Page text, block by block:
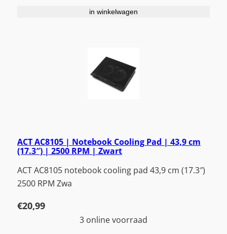
in winkelwagen
ACT AC8105 | Notebook Cooling Pad | 43,9 cm
(17.3″) | 2500 RPM | Zwart
ACT AC8105 notebook cooling pad 43,9 cm (17.3″)
2500 RPM Zwa
€20,99
3 online voorraad